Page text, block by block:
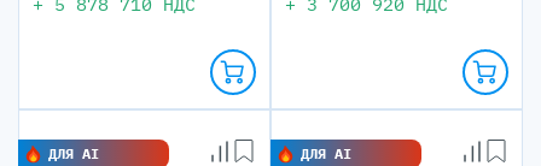
ДЛЯ AI ДЛЯ AI